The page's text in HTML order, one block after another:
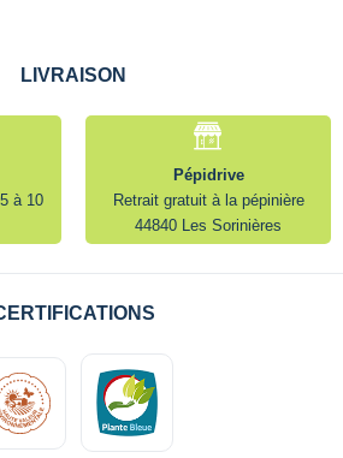
LIVRAISON
à 10
Pépidrive
Retrait gratuit à la pépinière
44840 Les Sorinières